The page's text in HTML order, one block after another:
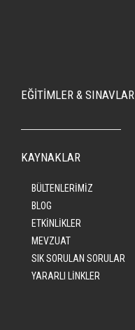
EĞİTİMLER & SINAVLAR
KAYNAKLAR
BÜLTENLERİMİZ
BLOG
ETKİNLİKLER
MEVZUAT
SIK SORULAN SORULAR
YARARLI LİNKLER